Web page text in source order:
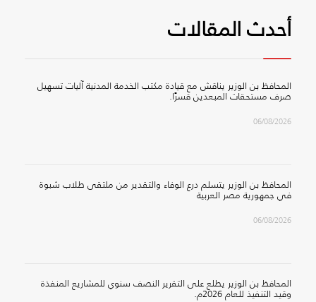
أحدث المقالات
المحافظ بن الوزير يناقش مع قيادة مكتب الخدمة المدنية آليات تسهيل
صرف مستحقات المبعدين قسرًا.
06/08/2026
المحافظ بن الوزير يتسلم درع الوفاء والتقدير من ملتقى طلاب شبوة
في جمهورية مصر العربية
06/08/2026
المحافظ بن الوزير يطلع على التقرير النصف سنوي للمشاريع المنفذة
وقيد التنفيذ للعام 2026م.